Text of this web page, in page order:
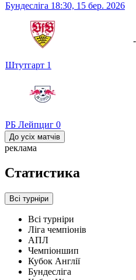
Бундесліга 18:30, 15 бер. 2026
Штутгарт 1
РБ Лейпциг 0
-
До усіх матчів
реклама
Статистика
Всі турніри
Всі турніри
Ліга чемпіонів
АПЛ
Чемпіоншип
Кубок Англії
Бундесліга